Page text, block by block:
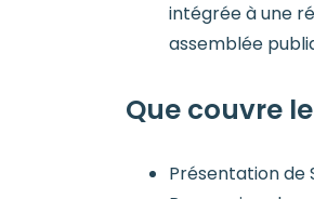
intégrée à une
assemblée
Que couvre
Présentation de